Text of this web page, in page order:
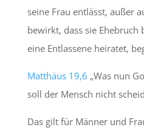
seine Frau entlässt, außer
bewirkt, dass sie Ehebruch
eine Entlassene heiratet,
Matthäus 19,6 „Was nun
soll der Mensch nicht
Das gilt für Männer und